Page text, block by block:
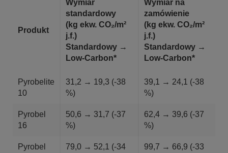
Produkt
Wymiar
standardowy
(kg ekw. CO₂/m²
j.f.)
Standardowy →
Low-Carbon*
Wymiar na
zamówienie
(kg ekw. CO₂/m²
j.f.)
Standardowy →
Low-Carbon*
Pyrobelite
10
31,2 → 19,3 (-38
%)
39,1 → 24,1 (-38
%)
Pyrobel
16
50,6 → 31,7 (-37
%)
62,4 → 39,6 (-37
%)
Pyrobel
79,0 → 52,1 (-34
99,7 → 66,9 (-33